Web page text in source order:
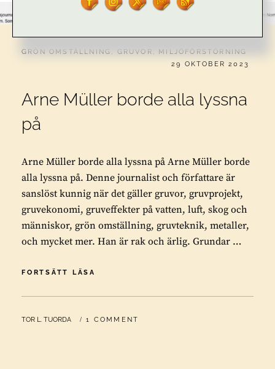
CATEGORIES:
GRÖN OMSTÄLLNING , GRUVOR , MILJÖFÖRSTÖRNING
PUBLICERAT
29 OKTOBER 2023
Arne Müller borde alla lyssna
på
Arne Müller borde alla lyssna på Arne Müller borde
alla lyssna på. Denne journalist och författare är
sanslöst kunnig när det gäller gruvor, gruvprojekt,
gruvekonomi, gruveffekter på vatten, luft, skog och
människor, grön omställning, gruvteknik, metaller,
och mycket mer. Han är rak och ärlig. Grundar …
FORTSÄTT LÄSA
BORDE
LYSSNA
BY
TOR L. TUORDA 1 COMMENT